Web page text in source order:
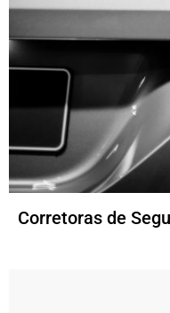
Corretoras de